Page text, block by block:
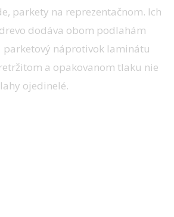
parkety na reprezentačnom. Ich
dodáva obom podlahám
parketový náprotivok laminátu
a opakovanom tlaku nie
ojedinelé.